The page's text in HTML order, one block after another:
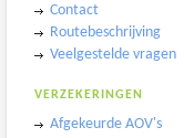
Contact
Routebeschrijving
Veelgestelde vragen
VERZEKERINGEN
Afgekeurde AOV's